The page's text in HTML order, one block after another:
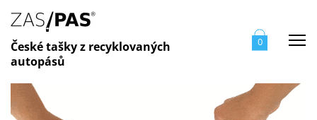
České tašky z recyklovaných
autopásů
0